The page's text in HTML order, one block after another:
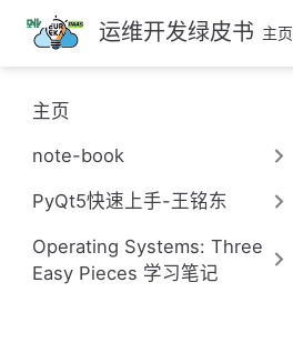
跳
至
主
要
內
运维开发绿皮书 主页
主页
note-book
PyQt5快速上手-王铭东
Operating Systems: Three
Easy Pieces 学习笔记